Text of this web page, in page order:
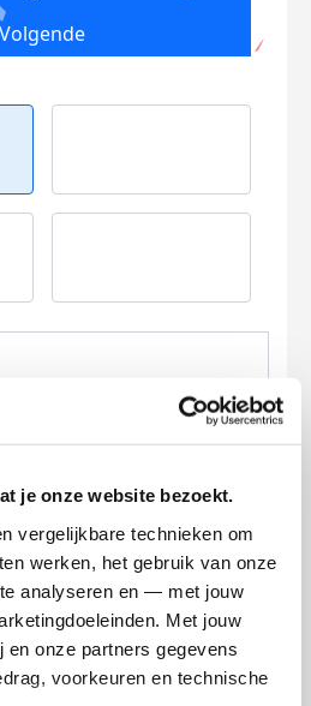
je onze website bezoekt.
vergelijkbare technieken om
werken, het gebruik van onze
analyseren en — met jouw
Met jouw
en onze partners gegevens
voorkeuren en technische
Volgende
aan de transactiekosten
nu